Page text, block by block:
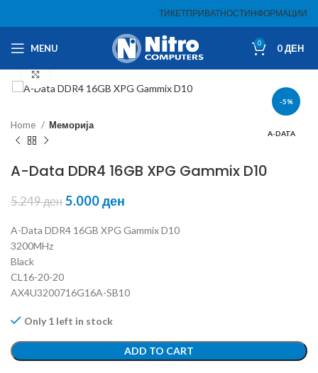
ТИКЕТПРИВАТНОСТИНФОРМАЦИИ
MENU 0 0ДЕН
-5%
A-DATA
Home Меморија
A-Data DDR4 16GB XPG Gammix D10
5.249ден 5.000ден
A-Data DDR4 16GB XPG Gammix D10
3200MHz
Black
CL16-20-20
AX4U3200716G16A-SB10
Only 1 left in stock
ADD TO CART